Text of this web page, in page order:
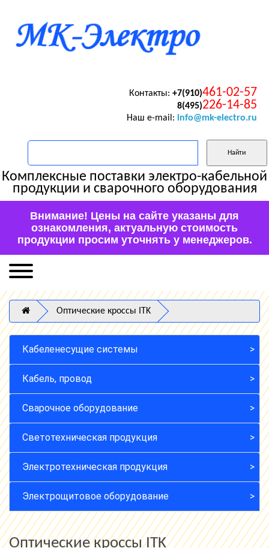
Контакты: +7(910)461-02-57
8(495)226-14-85
Наш e-mail: info@mk-electro.ru
Комплексные поставки электро-кабельной
продукции и сварочного оборудования
Внимание! Цены на сайте указаны для
ознакомления, актуальную стоимость
продукции просим уточнять у менеджеров.
Оптические кроссы ITK
Кабеленесущие системы
Кабель, провод
Сварочное оборудование
Светотехническая продукция
Электротехническая продукция
Электрощитовое оборудование
Оптические кроссы ITK